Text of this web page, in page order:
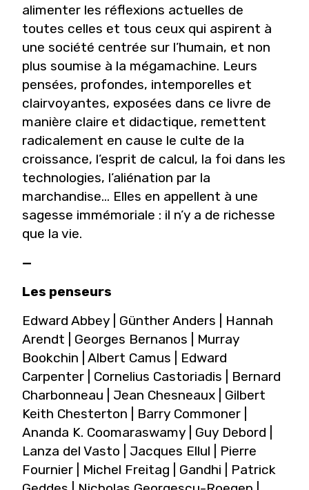
alimenter les réflexions actuelles de
toutes celles et tous ceux qui aspirent à
une société centrée sur l’humain, et non
plus soumise à la mégamachine. Leurs
pensées, profondes, intemporelles et
clairvoyantes, exposées dans ce livre de
manière claire et didactique, remettent
radicalement en cause le culte de la
croissance, l’esprit de calcul, la foi dans les
technologies, l’aliénation par la
marchandise... Elles en appellent à une
sagesse immémoriale : il n’y a de richesse
que la vie.
—
Les penseurs
Edward Abbey | Günther Anders | Hannah
Arendt | Georges Bernanos | Murray
Bookchin | Albert Camus | Edward
Carpenter | Cornelius Castoriadis | Bernard
Charbonneau | Jean Chesneaux | Gilbert
Keith Chesterton | Barry Commoner |
Ananda K. Coomaraswamy | Guy Debord |
Lanza del Vasto | Jacques Ellul | Pierre
Fournier | Michel Freitag | Gandhi | Patrick